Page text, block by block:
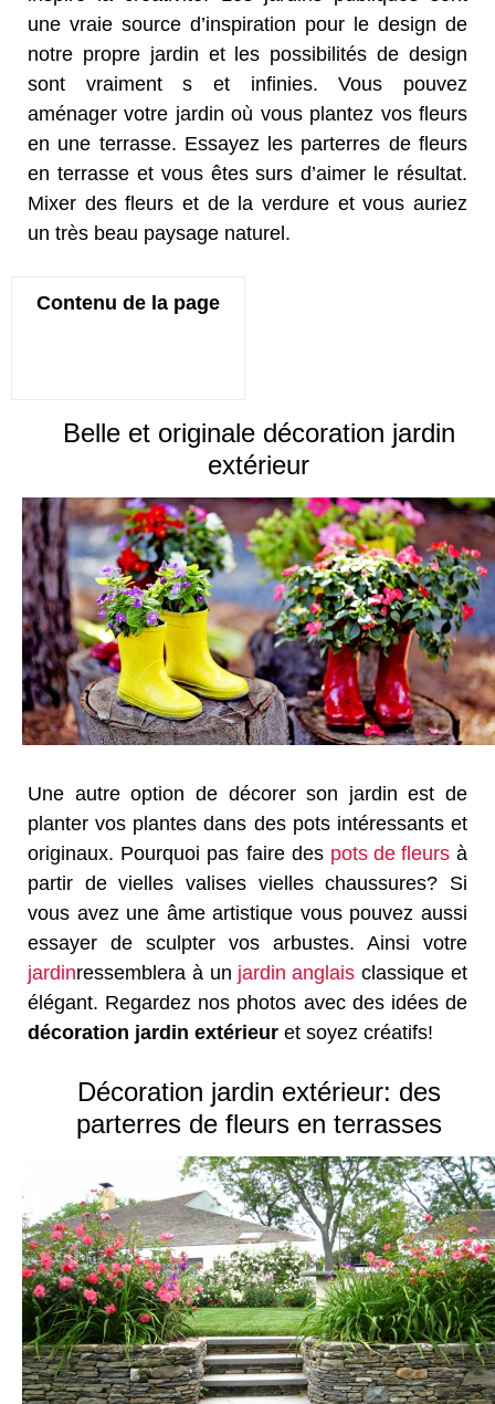
une vraie source d’inspiration pour le design de
notre propre jardin et les possibilités de design
sont vraiment s et infinies. Vous pouvez
aménager votre jardin où vous plantez vos fleurs
en une terrasse. Essayez les parterres de fleurs
en terrasse et vous êtes surs d’aimer le résultat.
Mixer des fleurs et de la verdure et vous auriez
un très beau paysage naturel.
Contenu de la page
Belle et originale décoration jardin
extérieur
Une autre option de décorer son jardin est de
planter vos plantes dans des pots intéressants et
originaux. Pourquoi pas faire des pots de fleursà
partir de vielles valises vielles chaussures? Si
vous avez une âme artistique vous pouvez aussi
essayer de sculpter vos arbustes. Ainsi votre
jardinressemblera à un jardin anglais classique et
élégant. Regardez nos photos avec des idées de
décoration jardin extérieur et soyez créatifs!
Décoration jardin extérieur: des
parterres de fleurs en terrasses